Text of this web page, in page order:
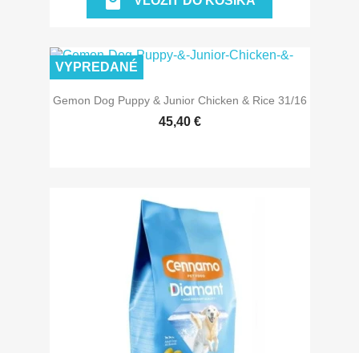
Gemon Dog Puppy & Junior Chicken & Rice 31/16
45,40 €
VYPREDANÉ